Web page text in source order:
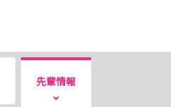
先輩情報